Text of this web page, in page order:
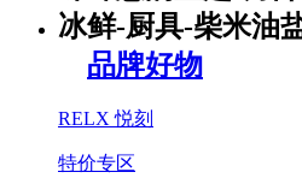
品牌好物
RELX 悦刻
特价专区